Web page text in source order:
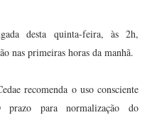
desta quinta-feira, às 2h,
nas primeiras horas da manhã.
recomenda o uso consciente
para normalização do